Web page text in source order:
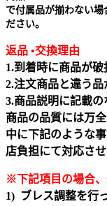
で付属品が揃わない場
ださい。
返品 •交換理由
1.到着時に商品が破
2.注文商品と違う品
3.商品説明に記載
商品の品質には万
中に下記のような
店負担にて対応させ
※下記項目の場合
1) ブレス調整を行